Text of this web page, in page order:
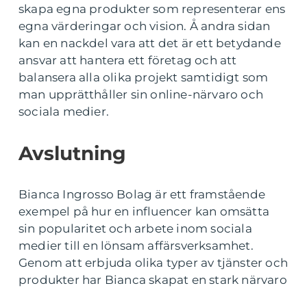
skapa egna produkter som representerar ens
egna värderingar och vision. Å andra sidan
kan en nackdel vara att det är ett betydande
ansvar att hantera ett företag och att
balansera alla olika projekt samtidigt som
man upprätthåller sin online-närvaro och
sociala medier.
Avslutning
Bianca Ingrosso Bolag är ett framstående
exempel på hur en influencer kan omsätta
sin popularitet och arbete inom sociala
medier till en lönsam affärsverksamhet.
Genom att erbjuda olika typer av tjänster och
produkter har Bianca skapat en stark närvaro